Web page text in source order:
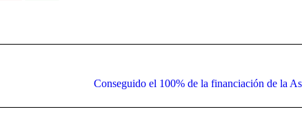
Conseguido el 100% de la financiación de la